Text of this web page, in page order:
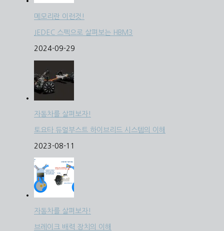
메모리란 이런것!
JEDEC 스펙으로 살펴보는 HBM3
2024-09-29
자동차를 살펴보자!
토요타 듀얼부스트 하이브리드 시스템의 이해
2023-08-11
자동차를 살펴보자!
브레이크 배력 장치의 이해